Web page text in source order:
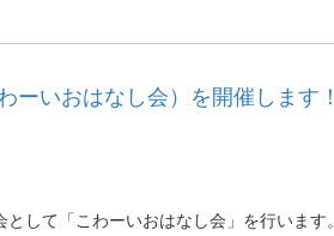
ーいおはなし会）を開催します！
して「こわーいおはなし会」を行います。